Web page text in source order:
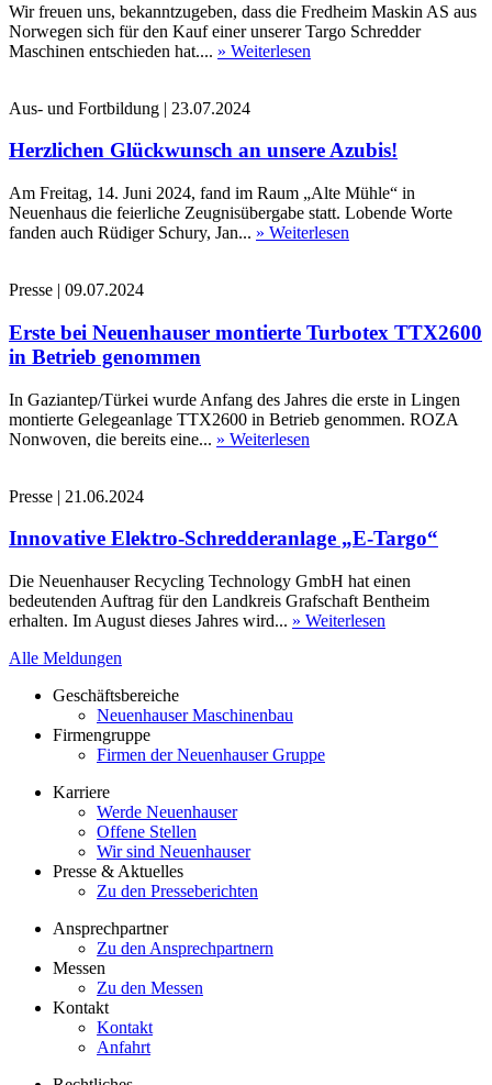
Wir freuen uns, bekanntzugeben, dass die Fredheim Maskin AS aus
Norwegen sich für den Kauf einer unserer Targo Schredder
Maschinen entschieden hat.... » Weiterlesen
Aus- und Fortbildung | 23.07.2024
Herzlichen Glückwunsch an unsere Azubis!
Am Freitag, 14. Juni 2024, fand im Raum „Alte Mühle“ in
Neuenhaus die feierliche Zeugnisübergabe statt. Lobende Worte
fanden auch Rüdiger Schury, Jan... » Weiterlesen
Presse | 09.07.2024
Erste bei Neuenhauser montierte Turbotex TTX2600
in Betrieb genommen
In Gaziantep/Türkei wurde Anfang des Jahres die erste in Lingen
montierte Gelegeanlage TTX2600 in Betrieb genommen. ROZA
Nonwoven, die bereits eine... » Weiterlesen
Presse | 21.06.2024
Innovative Elektro-Schredderanlage „E-Targo“
Die Neuenhauser Recycling Technology GmbH hat einen
bedeutenden Auftrag für den Landkreis Grafschaft Bentheim
erhalten. Im August dieses Jahres wird... » Weiterlesen
Alle Meldungen
Geschäftsbereiche
Neuenhauser Maschinenbau
Firmengruppe
Firmen der Neuenhauser Gruppe
Karriere
Werde Neuenhauser
Offene Stellen
Wir sind Neuenhauser
Presse & Aktuelles
Zu den Presseberichten
Ansprechpartner
Zu den Ansprechpartnern
Messen
Zu den Messen
Kontakt
Kontakt
Anfahrt